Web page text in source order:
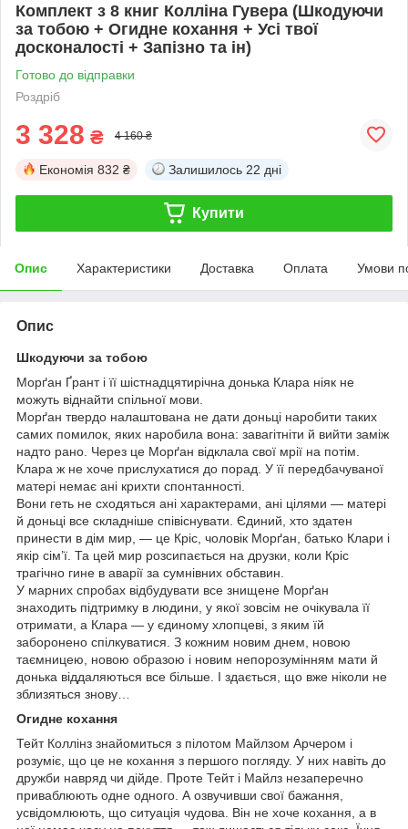
Комплект з 8 книг Колліна Гувера (Шкодуючи
за тобою + Огидне кохання + Усі твої
досконалості + Запізно та ін)
Готово до відправки
Роздріб
3 328 ₴ 4 160 ₴
Економія 832 ₴ Залишилось 22 дні
Купити
Опис Характеристики Доставка Оплата Умови
Опис
Шкодуючи за тобою
Морґан Ґрант і її шістнадцятирічна донька Клара ніяк не
можуть віднайти спільної мови.
Морґан твердо налаштована не дати доньці наробити таких
самих помилок, яких наробила вона: завагітніти й вийти заміж
надто рано. Через це Морґан відклала свої мрії на потім.
Клара ж не хоче прислухатися до порад. У її передбачуваної
матері немає ані крихти спонтанності.
Вони геть не сходяться ані характерами, ані цілями — матері
й доньці все складніше співіснувати. Єдиний, хто здатен
принести в дім мир, — це Кріс, чоловік Морґан, батько Клари і
якір сім’ї. Та цей мир розсипається на друзки, коли Кріс
трагічно гине в аварії за сумнівних обставин.
У марних спробах відбудувати все знищене Морґан
знаходить підтримку в людини, у якої зовсім не очікувала її
отримати, а Клара — у єдиному хлопцеві, з яким їй
заборонено спілкуватися. З кожним новим днем, новою
таємницею, новою образою і новим непорозумінням мати й
донька віддаляються все більше. І здається, що вже ніколи не
зблизяться знову…
Огидне кохання
Тейт Коллінз знайомиться з пілотом Майлзом Арчером і
розуміє, що це не кохання з першого погляду. У них навіть до
дружби навряд чи дійде. Проте Тейт і Майлз незаперечно
приваблюють одне одного. А озвучивши свої бажання,
усвідомлюють, що ситуація чудова. Він не хоче кохання, а в